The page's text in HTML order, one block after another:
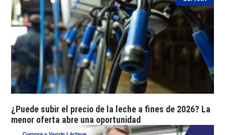
¿Puede subir el precio de la leche a fines de 2026? La
menor oferta abre una oportunidad